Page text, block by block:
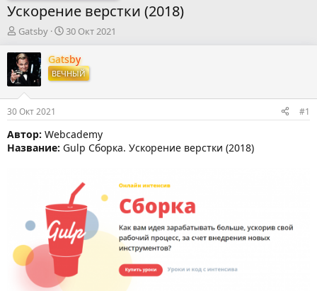
Ускорение верстки (2018)
А
т
о
р
т
е
м
ы
Gatsby
Д
т
а
н
а
л
а
30 Окт 2021
Gatsby
ВЕЧНЫЙ
30 Окт 2021 #1
Автор: Webcademy
Название: Gulp Сборка. Ускорение верстки (2018)